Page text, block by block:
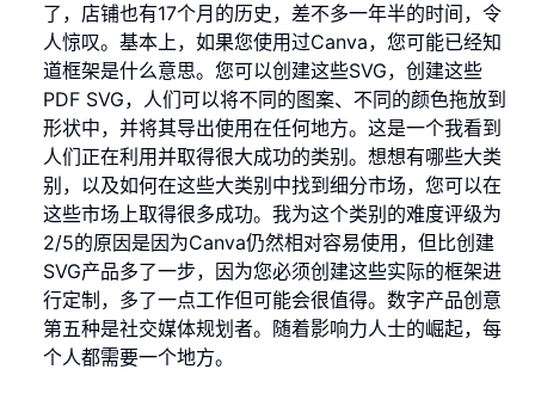
了，店铺也有17个月的历史，差不多一年半的时间，令
人惊叹。基本上，如果您使用过Canva，您可能已经知
道框架是什么意思。您可以创建这些SVG，创建这些
PDF SVG，人们可以将不同的图案、不同的颜色拖放到
形状中，并将其导出使用在任何地方。这是一个我看到
人们正在利用并取得很大成功的类别。想想有哪些大类
别，以及如何在这些大类别中找到细分市场，您可以在
这些市场上取得很多成功。我为这个类别的难度评级为
2/5的原因是因为Canva仍然相对容易使用，但比创建
SVG产品多了一步，因为您必须创建这些实际的框架进
行定制，多了一点工作但可能会很值得。数字产品创意
第五种是社交媒体规划者。随着影响力人士的崛起，每
个人都需要一个地方。